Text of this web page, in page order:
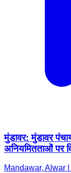
मुंडावर: मुंडावर
अनियमितताओं पर
Mandawar, Alwar